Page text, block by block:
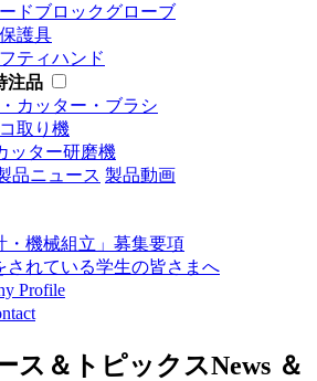
ドブロックグローブ
護具
ティハンド
注品
カッター・ブラシ
取り機
ッター研磨機
品ニュース 製品動画
・機械組立」募集要項
されている学生の皆さまへ
Profile
ス＆トピックスNews ＆